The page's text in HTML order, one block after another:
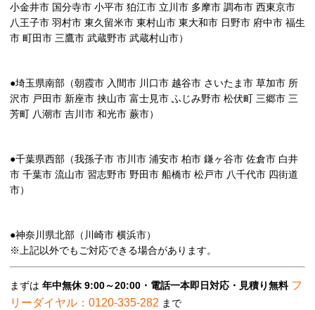
小金井市 国分寺市 小平市 狛江市 立川市 多摩市 調布市 西東京市
八王子市 羽村市 東久留米市 東村山市 東大和市 日野市 府中市 福生
市 町田市 三鷹市 武蔵野市 武蔵村山市）
●埼玉県南部（朝霞市 入間市 川口市 越谷市 さいたま市 草加市 所
沢市 戸田市 新座市 挟山市 富士見市 ふじみ野市 松伏町 三郷市 三
芳町 八潮市 吉川市 和光市 蕨市）
●千葉県西部（我孫子市 市川市 浦安市 柏市 鎌ヶ谷市 佐倉市 白井
市 千葉市 流山市 習志野市 野田市 船橋市 松戸市 八千代市 四街道
市）
●神奈川県北部（川崎市 横浜市）
※上記以外でもご対応できる場合があります。
まずは 年中無休 9:00～20:00・電話一本即日対応・見積り無料 フ
リーダイヤル：0120-335-282 まで